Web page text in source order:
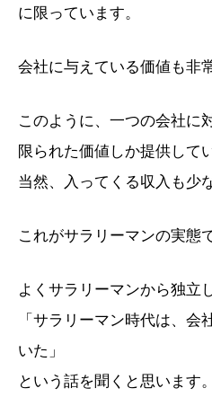
に限っています。
会社に与えている価値も非
このように、一つの会社に
限られた価値しか提供して
当然、入ってくる収入も少
これがサラリーマンの実態
よくサラリーマンから独立
「サラリーマン時代は、
いた」
という話を聞くと思います。